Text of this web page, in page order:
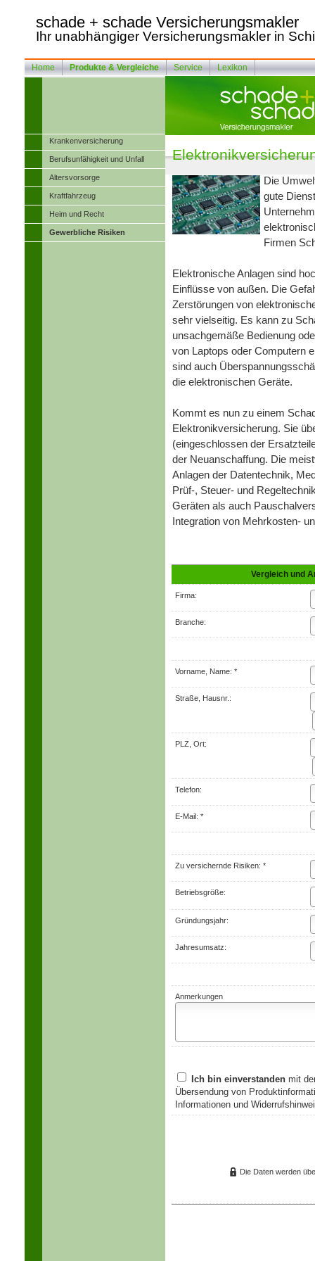
schade + schade Ver­sicherungs­makler
Ihr unabhängiger Ver­sicherungs­makler in
Home Produkte & Vergleiche
Kranken­ver­si­che­rung
Berufsunfähigkeit und Unfall
Alters­vorsorge
Kraftfahrzeug
Heim und Recht
Gewerbliche Risiken
Service Lexikon
Die
gute
Firmen
Elektronische Anlagen sind
Einflüsse von außen. Die
Zerstörungen von
sehr vielseitig. Es kann zu
unsachgemäße Bedienung
von Laptops oder Computern
sind auch
die elektronischen Geräte.
Kommt es nun zu einem
Elektronikversicherung. Sie
(eingeschlossen der
der Neuanschaffung. Die
Anlagen der Datentechnik,
Prüf-, Steuer- und
Geräten als auch
Integration von Mehrkosten-
Vergleich und
Firma:
Branche:
Vorname, Name: *
Straße, Hausnr.:
PLZ, Ort:
Telefon:
E-Mail: *
Zu ver­sichernde Risiken: *
Betriebsgröße:
Gründungsjahr:
Jahresumsatz:
Anmerkungen
Ich bin einverstanden mit
Übersendung von
Informationen und
Die Daten werden